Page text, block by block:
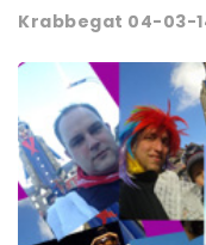
Krabbegat 04-03-